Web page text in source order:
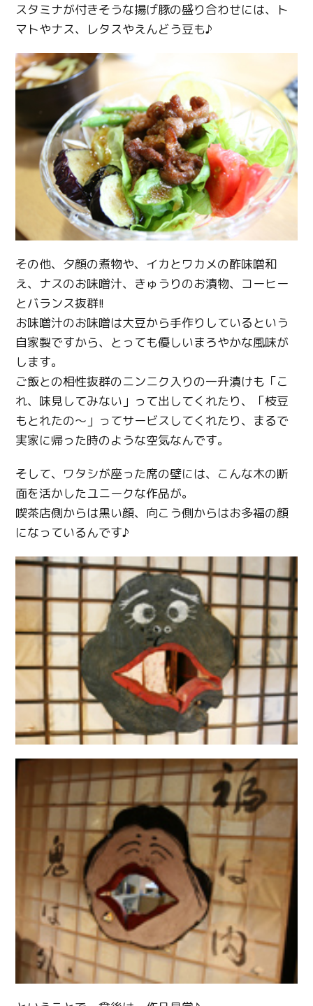
スタミナが付きそうな揚げ豚の盛り合わせには、ト
マトやナス、レタスやえんどう豆も♪
その他、夕顔の煮物や、イカとワカメの酢味噌和
え、ナスのお味噌汁、きゅうりのお漬物、コーヒー
とバランス抜群!!
お味噌汁のお味噌は大豆から手作りしているという
自家製ですから、とっても優しいまろやかな風味が
します。
ご飯との相性抜群のニンニク入りの一升漬けも「こ
れ、味見してみない」って出してくれたり、「枝豆
もとれたの～」ってサービスしてくれたり、まるで
実家に帰った時のような空気なんです。
そして、ワタシが座った席の壁には、こんな木の断
面を活かしたユニークな作品が。
喫茶店側からは黒い顔、向こう側からはお多福の顔
になっているんです♪
Twitter
Facebook
Line
Copy URL